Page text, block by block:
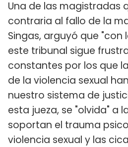
Una de las magistradas
contraria al fallo de la
Singas, arguyó que "con
este tribunal sigue
constantes por los que
de la violencia sexual
nuestro sistema de
esta jueza, se "olvida" a
soportan el trauma
violencia sexual y las